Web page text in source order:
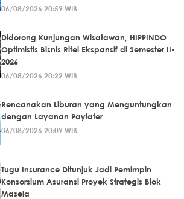
06/08/2026 20:59 WIB
Didorong Kunjungan Wisatawan, HIPPINDO
Optimistis Bisnis Ritel Ekspansif di Semester II-
2026
06/08/2026 20:22 WIB
Rencanakan Liburan yang Menguntungkan
dengan Layanan Paylater
06/08/2026 20:09 WIB
Tugu Insurance Ditunjuk Jadi Pemimpin
Konsorsium Asuransi Proyek Strategis Blok
Masela